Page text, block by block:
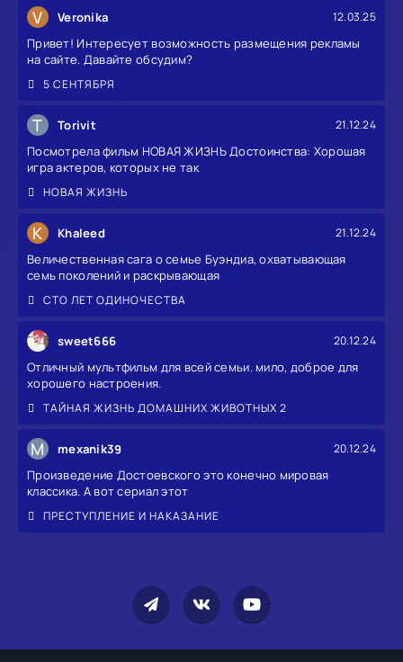
V Veronika 12.03.25
Привет! Интересует возможность размещения рекламы
на сайте. Давайте обсудим?
5 СЕНТЯБРЯ
T Torivit 21.12.24
Посмотрела фильм НОВАЯ ЖИЗНЬ Достоинства: Хорошая
игра актеров, которых не так
НОВАЯ ЖИЗНЬ
K Khaleed 21.12.24
Величественная сага о семье Буэндиа, охватывающая
семь поколений и раскрывающая
СТО ЛЕТ ОДИНОЧЕСТВА
sweet666 20.12.24
Отличный мультфильм для всей семьи. мило, доброе для
хорошего настроения.
ТАЙНАЯ ЖИЗНЬ ДОМАШНИХ ЖИВОТНЫХ 2
M mexanik39 20.12.24
Произведение Достоевского это конечно мировая
классика. А вот сериал этот
ПРЕСТУПЛЕНИЕ И НАКАЗАНИЕ